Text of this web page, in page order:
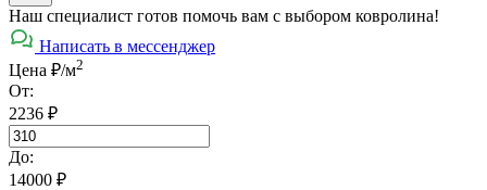
Наш специалист готов помочь вам с выбором ковролина!
Написать в мессенджер
Цена ₽/м2
От:
2236 ₽
До:
14000 ₽